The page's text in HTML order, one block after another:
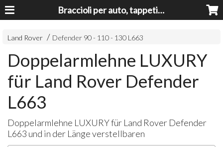
Braccioli per auto, tappeti auto, accessori auto MADE IN ITALY - Armrests, Mittelarmlehnen, Accoundoirs
Land Rover Defender 90 - 110 - 130 L663
Doppelarmlehne LUXURY
für Land Rover Defender
L663
Doppelarmlehne LUXURYfür Land Rover Defender
L663 und in der Länge verstellbaren